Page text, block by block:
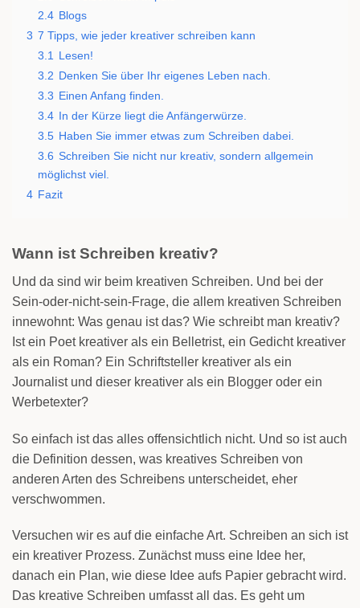
2.4 Blogs
3 7 Tipps, wie jeder kreativer schreiben kann
3.1 Lesen!
3.2 Denken Sie über Ihr eigenes Leben nach.
3.3 Einen Anfang finden.
3.4 In der Kürze liegt die Anfängerwürze.
3.5 Haben Sie immer etwas zum Schreiben dabei.
3.6 Schreiben Sie nicht nur kreativ, sondern allgemein
möglichst viel.
4 Fazit
Wann ist Schreiben kreativ?
Und da sind wir beim kreativen Schreiben. Und bei der
Sein-oder-nicht-sein-Frage, die allem kreativen Schreiben
innewohnt: Was genau ist das? Wie schreibt man kreativ?
Ist ein Poet kreativer als ein Belletrist, ein Gedicht kreativer
als ein Roman? Ein Schriftsteller kreativer als ein
Journalist und dieser kreativer als ein Blogger oder ein
Werbetexter?
So einfach ist das alles offensichtlich nicht. Und so ist auch
die Definition dessen, was kreatives Schreiben von
anderen Arten des Schreibens unterscheidet, eher
verschwommen.
Versuchen wir es auf die einfache Art. Schreiben an sich ist
ein kreativer Prozess. Zunächst muss eine Idee her,
danach ein Plan, wie diese Idee aufs Papier gebracht wird.
Das kreative Schreiben umfasst all das. Es geht um